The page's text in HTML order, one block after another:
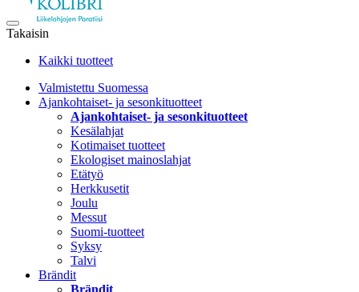
Takaisin
Kaikki tuotteet
Valmistettu Suomessa
Ajankohtaiset- ja sesonkituotteet
Ajankohtaiset- ja sesonkituotteet
Kesälahjat
Kotimaiset tuotteet
Ekologiset mainoslahjat
Etätyö
Herkkusetit
Joulu
Messut
Suomi-tuotteet
Syksy
Talvi
Brändit
Brändit